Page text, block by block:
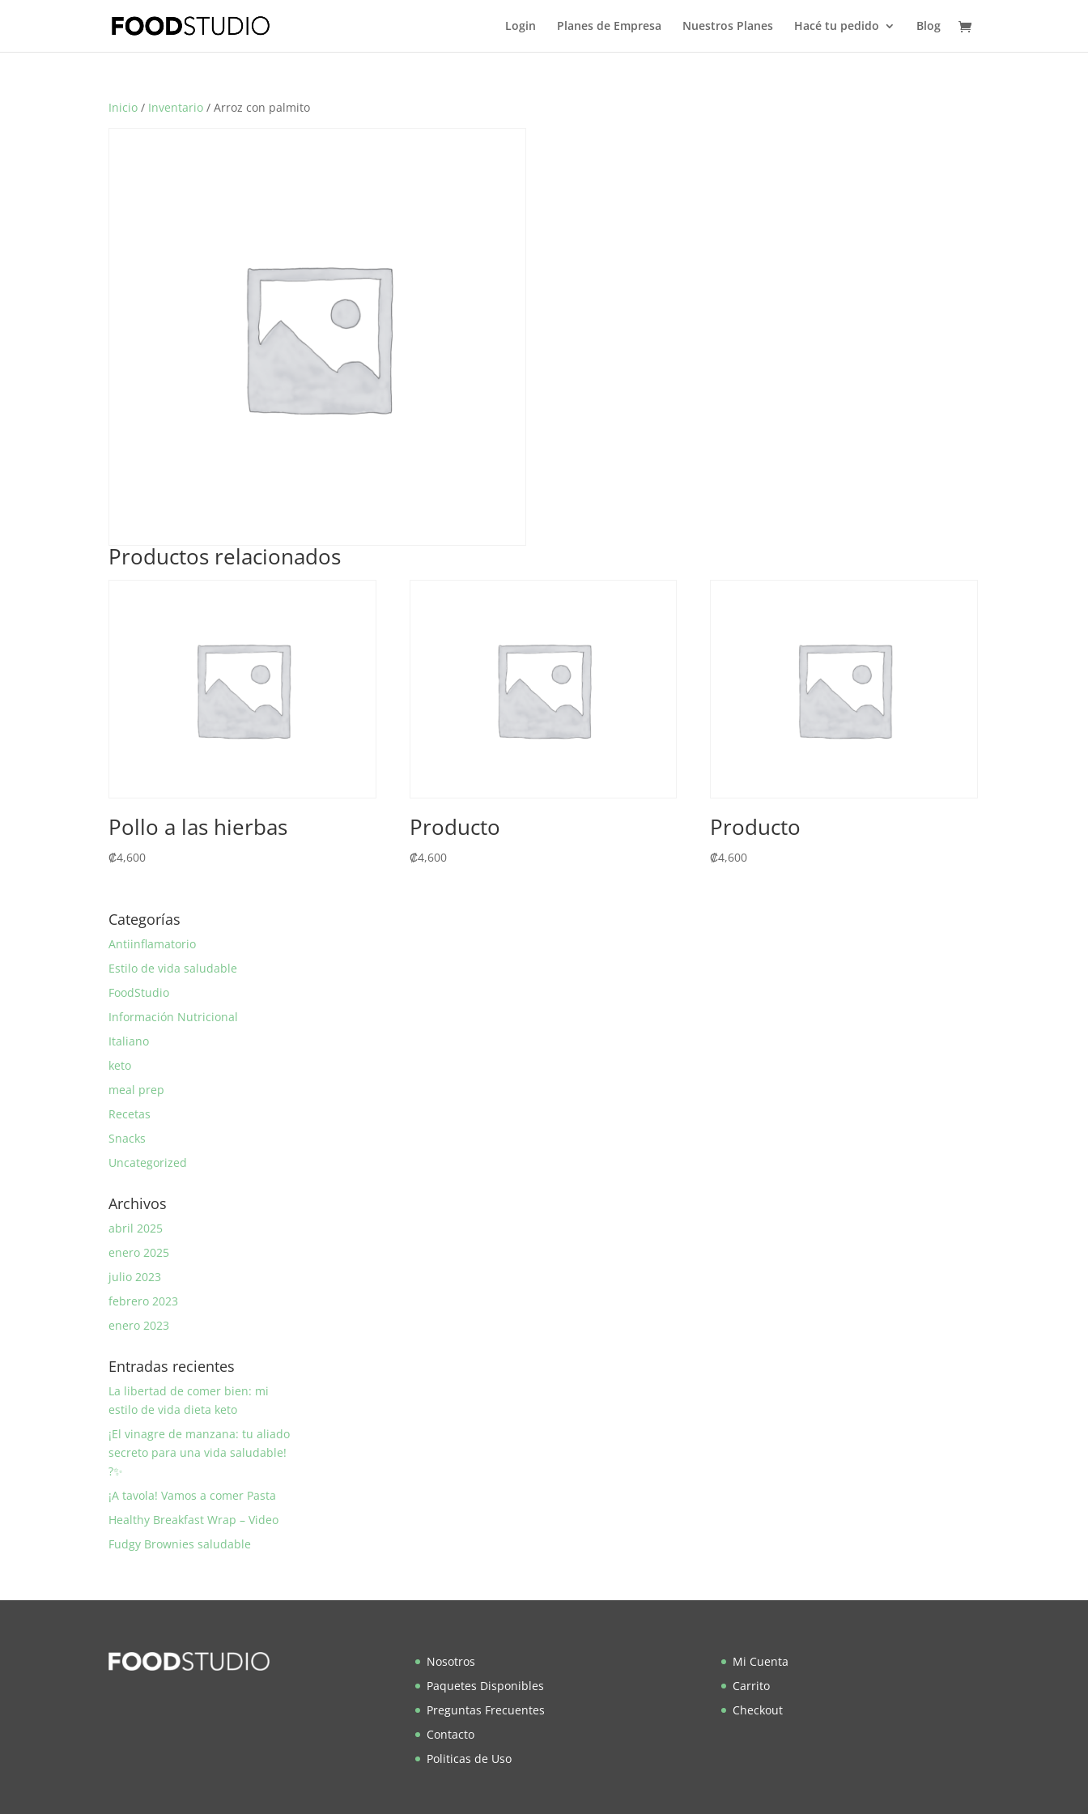
Login Planes de Empresa Nuestros Planes Hacé tu pedido Blog
Inicio / Inventario / Arroz con palmito
Productos relacionados
Pollo a las hierbas
₡4,600
Producto
₡4,600
Producto
₡4,600
Categorías
Antiinflamatorio
Estilo de vida saludable
FoodStudio
Información Nutricional
Italiano
keto
meal prep
Recetas
Snacks
Uncategorized
Archivos
abril 2025
enero 2025
julio 2023
febrero 2023
enero 2023
Entradas recientes
La libertad de comer bien: mi
estilo de vida dieta keto
¡El vinagre de manzana: tu aliado
secreto para una vida saludable!
?✨
¡A tavola! Vamos a comer Pasta
Healthy Breakfast Wrap – Video
Fudgy Brownies saludable
Nosotros
Paquetes Disponibles
Preguntas Frecuentes
Contacto
Politicas de Uso
Mi Cuenta
Carrito
Checkout